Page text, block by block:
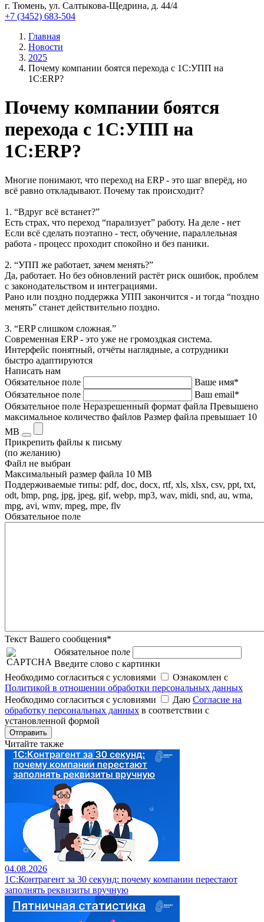
г. Тюмень, ул. Салтыкова-Щедрина, д. 44/4
+7 (3452) 683-504
Главная
Новости
2025
Почему компании боятся перехода с 1С:УПП на
1С:ERP?
Почему компании боятся
перехода с 1С:УПП на
1С:ERP?
Многие понимают, что переход на ERP - это шаг вперёд, но
всё равно откладывают. Почему так происходит?
1. “Вдруг всё встанет?”
Есть страх, что переход “парализует” работу. На деле - нет
Если всё сделать поэтапно - тест, обучение, параллельная
работа - процесс проходит спокойно и без паники.
2. “УПП же работает, зачем менять?”
Да, работает. Но без обновлений растёт риск ошибок, проблем
с законодательством и интеграциями.
Рано или поздно поддержка УПП закончится - и тогда “поздно
менять” станет действительно поздно.
3. “ERP слишком сложная.”
Современная ERP - это уже не громоздкая система.
Интерфейс понятный, отчёты наглядные, а сотрудники
быстро адаптируются
Написать нам
Обязательное поле
Ваше имя*
Обязательное поле
Ваш email*
Обязательное поле Неразрешенный формат файла Превышено
максимальное количество файлов Размер файла превышает 10
MB
Прикрепить файлы к письму
(по желанию)
Файл не выбран
Максимальный размер файла 10 MB
Поддерживаемые типы: pdf, doc, docx, rtf, xls, xlsx, csv, ppt, txt,
odt, bmp, png, jpg, jpeg, gif, webp, mp3, wav, midi, snd, au, wma,
mpg, avi, wmv, mpeg, mpe, flv
Обязательное поле
Текст Вашего сообщения*
Обязательное поле
Введите слово с картинки
Необходимо согласиться с условиями
Ознакомлен с
Политикой в отношении обработки персональных данных
Необходимо согласиться с условиями
Даю Согласие на
обработку персональных данных в соответствии с
установленной формой
Отправить
Читайте также
04.08.2026
1С:Контрагент за 30 секунд: почему компании перестают
заполнять реквизиты вручную